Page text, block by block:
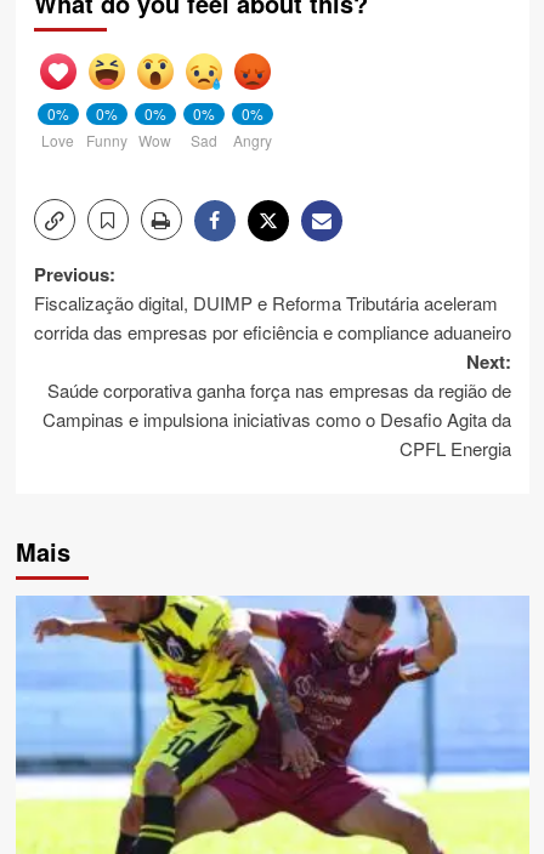
0%
Love
0%
Funny
0%
Wow
0%
Sad
0%
Angry
Post
navigation
Previous:
Fiscalização digital, DUIMP e Reforma Tributária aceleram
corrida das empresas por eficiência e compliance aduaneiro
Next:
Saúde corporativa ganha força nas empresas da região de
Campinas e impulsiona iniciativas como o Desafio Agita da
CPFL Energia
Mais